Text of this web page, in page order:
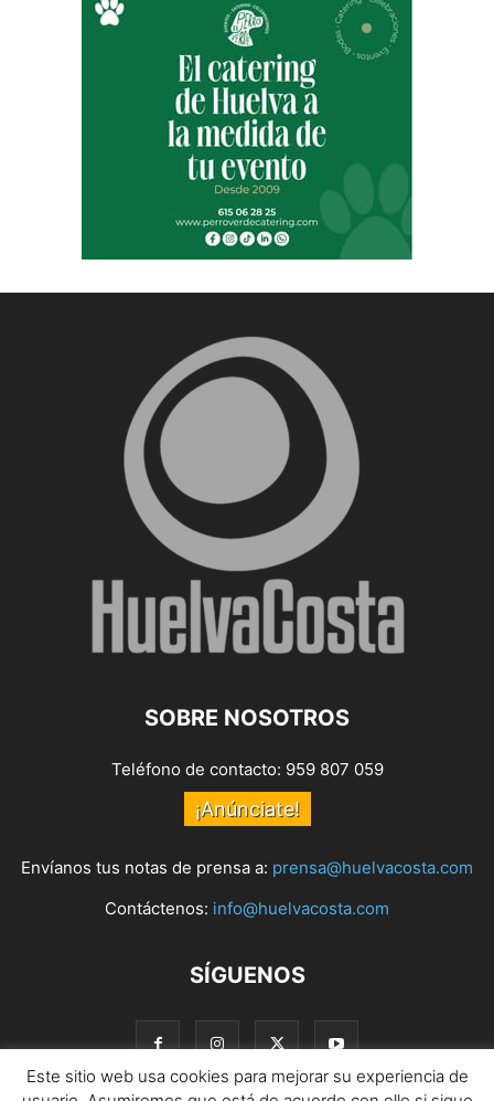
SOBRE NOSOTROS
Teléfono de contacto: 959 807 059
¡Anúnciate!
Envíanos tus notas de prensa a: prensa@huelvacosta.com
Contáctenos: info@huelvacosta.com
SÍGUENOS
Este sitio web usa cookies para mejorar su experiencia de